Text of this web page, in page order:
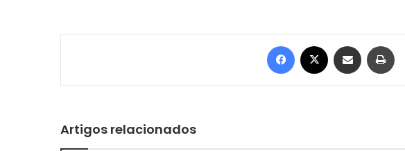
Facebook Compartilhar via e-mail
Artigos relacionados